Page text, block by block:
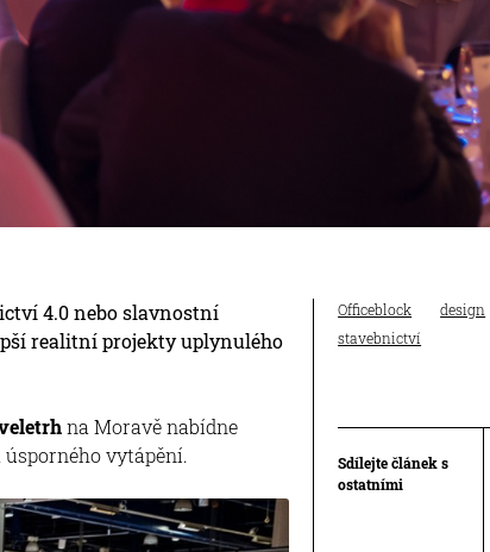
4.0 nebo slavnostní
realitní projekty uplynulého
na Moravě nabídne
vytápění.
Officeblock design
stavebnictví
Sdílejte článek s
ostatními